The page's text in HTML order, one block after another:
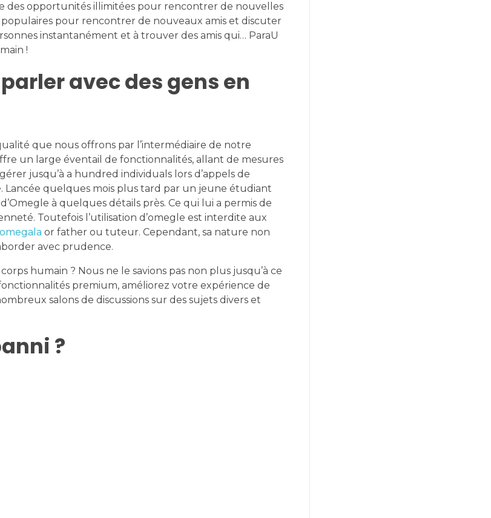
des opportunités illimitées pour rencontrer de nouvelles
populaires pour rencontrer de nouveaux amis et discuter
instantanément et à trouver des amis qui… ParaU
!
avec des gens en
que nous offrons par l’intermédiaire de notre
un large éventail de fonctionnalités, allant de mesures
jusqu’à a hundred individuals lors d’appels de
quelques mois plus tard par un jeune étudiant
à quelques détails près. Ce qui lui a permis de
Toutefois l’utilisation d’omegle est interdite aux
omegala or father ou tuteur. Cependant, sa nature non
avec prudence.
humain ? Nous ne le savions pas non plus jusqu’à ce
premium, améliorez votre expérience de
salons de discussions sur des sujets divers et
?